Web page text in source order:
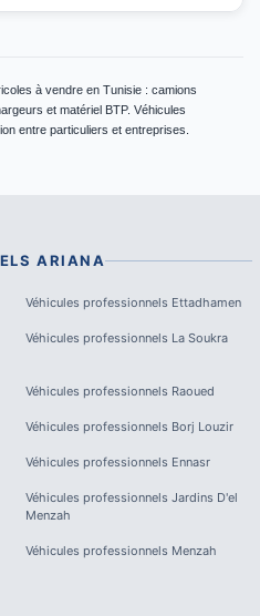
à vendre en Tunisie : camions
et matériel BTP. Véhicules
entre particuliers et entreprises.
ARIANA
Véhicules professionnels Ettadhamen
Véhicules professionnels La Soukra
Véhicules professionnels Raoued
Véhicules professionnels Borj Louzir
Véhicules professionnels Ennasr
Véhicules professionnels Jardins D'el
Menzah
Véhicules professionnels Menzah